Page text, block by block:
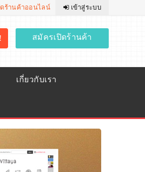
ดร้านค้าออนไลน์ เข้าสู่ระบบ
สมัครเปิดร้านค้า
เกี่ยวกับเรา